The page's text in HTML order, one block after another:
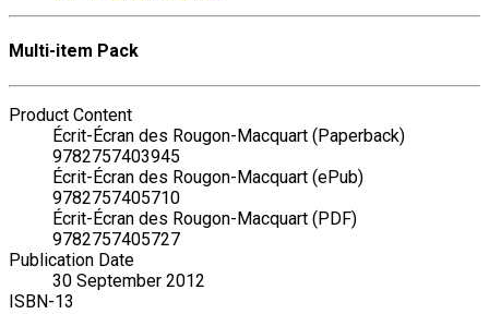
Multi-item Pack
Product Content
Écrit-Écran des Rougon-Macquart (Paperback)
9782757403945
Écrit-Écran des Rougon-Macquart (ePub)
9782757405710
Écrit-Écran des Rougon-Macquart (PDF)
9782757405727
Publication Date
30 September 2012
ISBN-13